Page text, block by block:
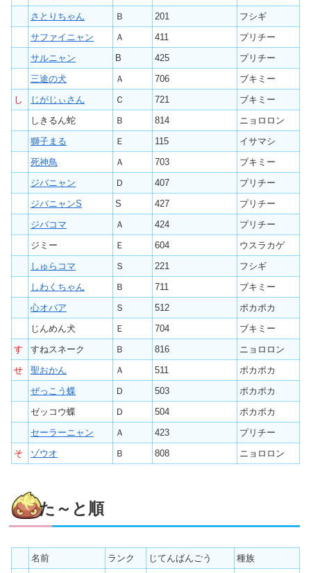
さとりちゃん
Ｂ 201
フシギ
サファイニャン
Ａ 411
プリチー
サルニャン
B 425
プリチー
三途の犬
Ａ 706
ブキミー
し
じがじぃさん Ｃ 721
ブキミー
しきるん蛇
Ｂ 814
ニョロロン
獅子まる
Ｅ 115
イサマシ
死神鳥
Ａ 703
ブキミー
ジバニャン
Ｄ 407
プリチー
ジバニャンS
S 427
プリチー
ジバコマ
Ａ 424
プリチー
ジミー
Ｅ 604
ウスラカゲ
しゅらコマ
Ｓ 221
フシギ
しわくちゃん
Ｂ 711
ブキミー
心オバア
Ｓ 512
ポカポカ
じんめん犬
Ｅ 704
ブキミー
す
すねスネーク Ｂ 816
ニョロロン
せ
聖おかん Ａ 511
ポカポカ
ぜっこう蝶
Ｄ 503
ポカポカ
ゼッコウ蝶
Ｄ 504
ポカポカ
セーラーニャン
Ａ 423
プリチー
そ
ゾウオ Ｂ 808 ニョロロン
た～と順
名前 ランク じてんばんごう
種族